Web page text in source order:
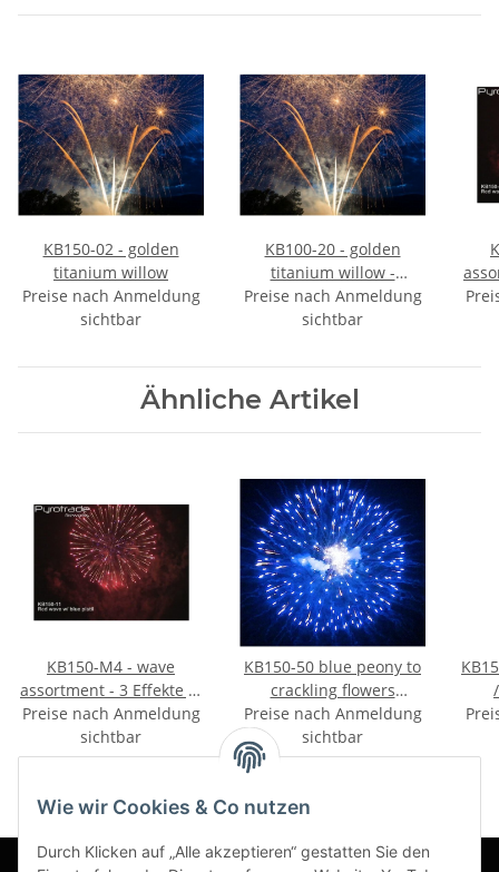
KB150-02 - golden
titanium willow
Preise nach Anmeldung
sichtbar
KB100-20 - golden
titanium willow -
VORBESTELLUNG
Preise nach Anmeldung
sichtbar
Ähnliche Artikel
KB150-M4 - wave
assortment - 3 Effekte je
3 Stück
Preise nach Anmeldung
sichtbar
KB150-50 blue peony to
crackling flowers
w/crackling pistil -
VORBESTELLUNG
Preise nach Anmeldung
sichtbar
Wie wir Cookies & Co nutzen
Durch Klicken auf „Alle akzeptieren“ gestatten Sie den